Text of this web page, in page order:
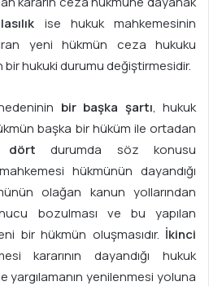
ise hukuk mahkemesinin
yeni hükmün ceza hukuku
hukuki durumu değiştirmesidir.
bir başka şartı, hukuk
başka bir hüküm ile ortadan
dört durumda söz konusu
hükmünün dayandığı
olağan kanun yollarından
bozulması ve bu yapılan
bir hükmün oluşmasıdır. İkinci
kararının dayandığı hukuk
yargılamanın yenilenmesi yoluna